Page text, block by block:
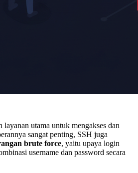
layanan utama untuk mengakses dan
sangat penting, SSH juga
brute force, yaitu upaya login
username dan password secara